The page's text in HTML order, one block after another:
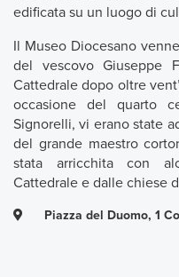
edificata su un luogo di
Il Museo Diocesano
del vescovo Giuseppe
Cattedrale dopo oltre
occasione del quarto
Signorelli, vi erano state
del grande maestro
stata arricchita con
Cattedrale e dalle chiese
Piazza del Duomo, 1